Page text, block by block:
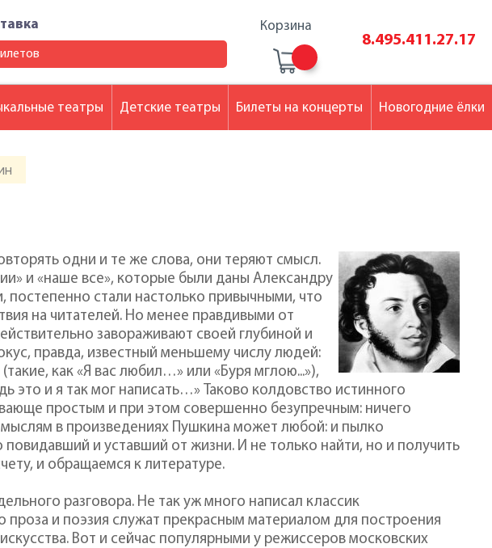
Корзина
8.495.411.27.17
одни и те же слова, они теряют смысл.
и «наше все», которые были даны Александру
постепенно стали настолько привычными, что
на читателей. Но менее правдивыми от
завораживают своей глубиной и
правда, известный меньшему числу людей:
как «Я вас любил…» или «Буря мглою...»),
это и я так мог написать…» Таково колдовство истинного
простым и при этом совершенно безупречным: ничего
в произведениях Пушкина может любой: и пылко
и уставший от жизни. И не только найти, но и получить
и обращаемся к литературе.
разговора. Не так уж много написал классик
проза и поэзия служат прекрасным материалом для построения
Вот и сейчас популярными у режиссеров московских
театры Детские театры Билеты на концерты Новогодние ёлки